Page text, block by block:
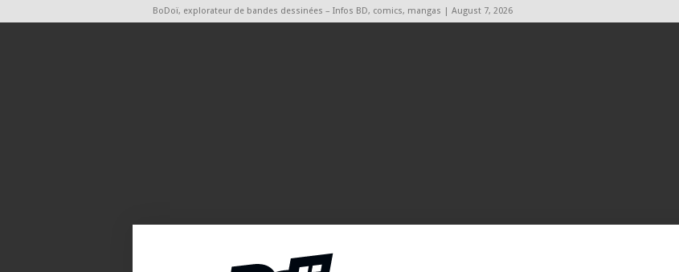
BoDoï, explorateur de bandes dessinées – Infos BD, comics, mangas | August 7, 2026